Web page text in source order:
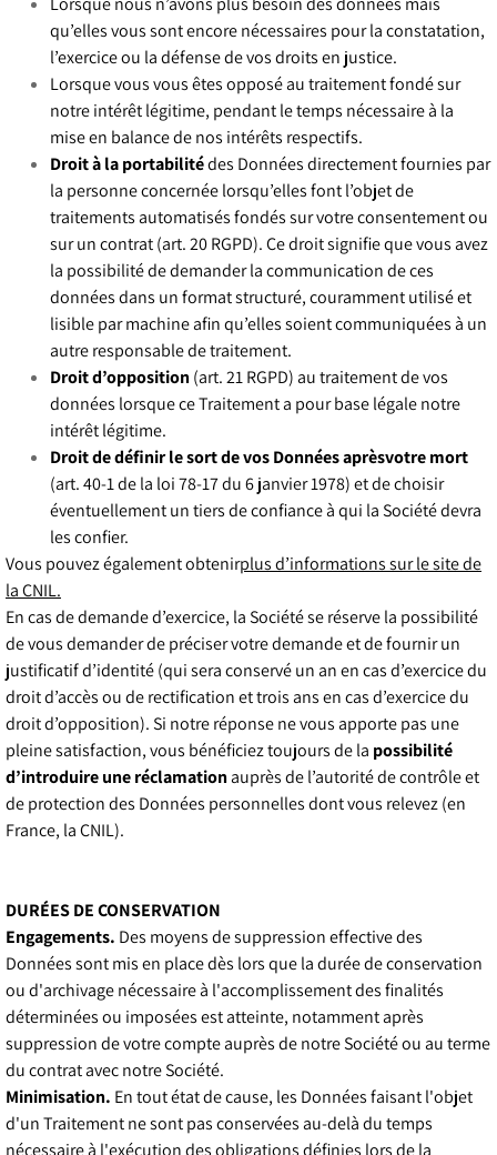
qu’elles vous sont encore nécessaires pour la constatation,
l’exercice ou la défense de vos droits en justice.
Lorsque vous vous êtes opposé au traitement fondé sur
notre intérêt légitime, pendant le temps nécessaire à la
mise en balance de nos intérêts respectifs.
Droit à la portabilitédes Données directement fournies par
la personne concernée lorsqu’elles font l’objet de
traitements automatisés fondés sur votre consentement ou
sur un contrat (art. 20 RGPD). Ce droit signifie que vous avez
la possibilité de demander la communication de ces
données dans un format structuré, couramment utilisé et
lisible par machine afin qu’elles soient communiquées à un
autre responsable de traitement.
Droit d’opposition(art. 21 RGPD) au traitement de vos
données lorsque ce Traitement a pour base légale notre
intérêt légitime.
Droit de définir le sort de vos Données aprèsvotre mort
(art. 40-1 de la loi 78-17 du 6 janvier 1978) et de choisir
éventuellement un tiers de confiance à qui la Société devra
les confier.
Vous pouvez également obtenirplus d’informations sur le site de
la CNIL.
En cas de demande d’exercice, la Société se réserve la possibilité
de vous demander de préciser votre demande et de fournir un
justificatif d’identité (qui sera conservé un an en cas d’exercice du
droit d’accès ou de rectification et trois ans en cas d’exercice du
droit d’opposition). Si notre réponse ne vous apporte pas une
pleine satisfaction, vous bénéficiez toujours de la possibilité
d’introduire une réclamationauprès de l’autorité de contrôle et
de protection des Données personnelles dont vous relevez (en
France, la CNIL).
DURÉES DE CONSERVATION
Engagements. Des moyens de suppression effective des
Données sont mis en place dès lors que la durée de conservation
ou d'archivage nécessaire à l'accomplissement des finalités
déterminées ou imposées est atteinte, notamment après
suppression de votre compte auprès de notre Société ou au terme
du contrat avec notre Société.
Minimisation. En tout état de cause, les Données faisant l'objet
d'un Traitement ne sont pas conservées au-delà du temps
nécessaire à l'exécution des obligations définies lors de la